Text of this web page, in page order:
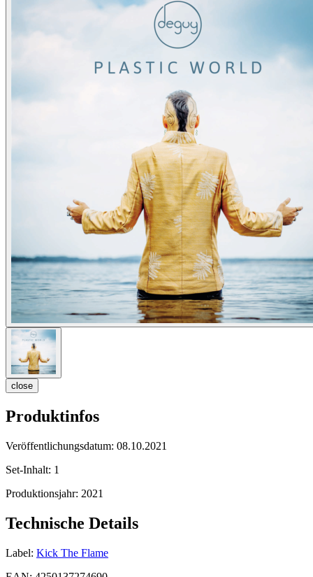
close
Produktinfos
Veröffentlichungsdatum: 08.10.2021
Set-Inhalt: 1
Produktionsjahr: 2021
Technische Details
Label: Kick The Flame